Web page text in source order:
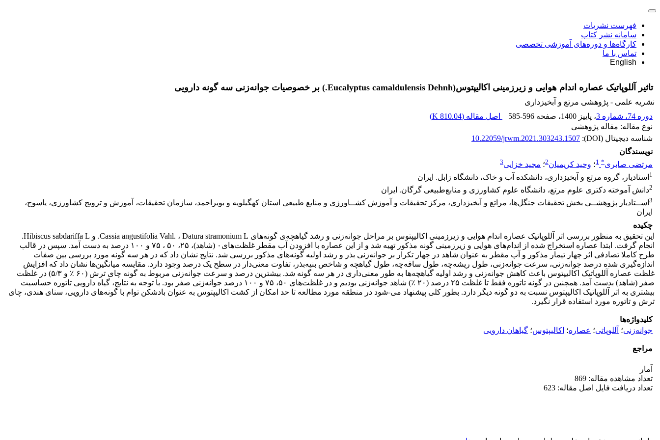
فهرست نشریات
سامانه نشر کتاب
کارگاه‌ها و دوره‌های آموزشی تخصصی
تماس با ما
English
تاثیر آللوپاتیک عصاره اندام هوایی و زیرزمینی اکالیپتوس(Eucalyptus camaldulensis Dehnh.) بر خصوصیات جوانه‌زنی سه گونه دارویی
نشریه علمی - پژوهشی مرتع و آبخیزداری
دوره 74، شماره 3
، پاییز 1400 ، صفحه 585-596 اصل مقاله (810.04 K
)
نوع مقاله: مقاله پژوهشی
شناسه دیجیتال (DOI):
10.22059/jrwm.2021.303243.1507
نویسندگان
مرتضی صابری*
1؛ وحید کریمیان2؛ مجید خزایی3
1 استادیار، گروه مرتع و آبخیزداری، دانشکده آب و خاک، دانشگاه زابل. ایران
2دانش آموخته دکتری علوم مرتع، دانشگاه علوم کشاورزی و منابع‌طبیعی گرگان. ایران
3 اســتادیار پژوهشــی بخش تحقیقات جنگل‌ها، مراتع و آبخیزداری، مرکز تحقیقات و آموزش کشــاورزی و منابع طبیعی استان کهگیلویه و بویراحمد، سازمان تحقیقات، آموزش و ترویج کشاورزی، یاسوج،
ایران
چکیده
این تحقیق به منظور بررسی اثر آللوپاتیک عصاره اندام هوایی و زیرزمینی اکالیپتوس بر مراحل جوانه‌زنی و رشد گیاهچه‌ی گونه‌های Cassia angustifolia Vahl. ، Datura stramonium L. و Hibiscus sabdariffa L.
انجام گرفت. ابتدا عصاره استخراج شده از اندام‌های ‌هوایی و زیر‌زمینی گونه مذکور تهیه شد و از این عصاره با افزودن آب مقطر غلظت‌های‌۰ (شاهد)، ۲۵، ۵۰ ، ۷۵ و ۱۰۰ درصد به دست آمد. سپس در قالب
طرح کاملا تصادفی اثر چهار تیمار مذکور و آب مقطر به عنوان شاهد در چهار تکرار بر جوانه‌زنی بذر و رشد اولیه گونه‌های مذکور بررسی شد. نتایج نشان داد که در هر سه گونه مورد بررسی بین صفات
اندازه‌گیری شده درصد جوانه‌زنی، سرعت جوانه‌زنی، طول ریشه‌چه، طول ساقه‌چه، طول گیاهچه و شاخص بنیه‌بذر، تفاوت معنی‌دار در سطح یک درصد وجود دارد. مقایسه میانگین‌ها نشان داد که افزایش
غلظت عصاره آللوپاتیک اکالیپتوس باعث کاهش جوانه‌زنی و رشد اولیه گیاهچه‌ها به طور معنی‌داری در هر سه گونه شد. بیشترین درصد و سرعت جوانه‌زنی مربوط به گونه چای ترش (۶۰ ٪ و ۵/۳) در غلظت
صفر (شاهد) بدست آمد. همچنین در گونه تاتوره فقط تا غلظت ۲۵ درصد (۲۰ ٪) شاهد جوانه‌زنی بودیم و در غلظت‌های ۵۰، ۷۵ و ۱۰۰ درصد جوانه‌زنی صفر بود. با توجه به نتایج، گیاه دارویی تاتوره حساسیت
بیشتری به اثر آللوپاتیک اکالیپتوس نسبت به دو گونه دیگر دارد. بطور کلی پیشنهاد می-شود در منطقه مورد مطالعه تا حد امکان از کشت اکالیپتوس به عنوان بادشکن توام با گونه‌های دارویی، سنای هندی، چای
ترش و تاتوره مورد استفاده قرار نگیرد.
کلیدواژه‌ها
جوانه‌زنی؛ آللوپاتی؛ عصاره؛ اکالیپتوس؛ گیاهان دارویی
مراجع
آمار
تعداد مشاهده مقاله: 869
تعداد دریافت فایل اصل مقاله: 623